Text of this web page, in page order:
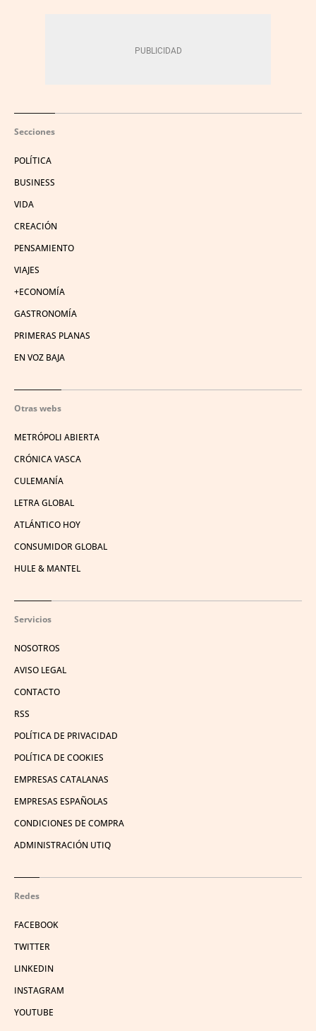
Secciones
POLÍTICA
BUSINESS
VIDA
CREACIÓN
PENSAMIENTO
VIAJES
+ECONOMÍA
GASTRONOMÍA
PRIMERAS PLANAS
EN VOZ BAJA
Otras webs
METRÓPOLI ABIERTA
CRÓNICA VASCA
CULEMANÍA
LETRA GLOBAL
ATLÁNTICO HOY
CONSUMIDOR GLOBAL
HULE & MANTEL
Servicios
NOSOTROS
AVISO LEGAL
CONTACTO
RSS
POLÍTICA DE PRIVACIDAD
POLÍTICA DE COOKIES
EMPRESAS CATALANAS
EMPRESAS ESPAÑOLAS
CONDICIONES DE COMPRA
ADMINISTRACIÓN UTIQ
Redes
FACEBOOK
TWITTER
LINKEDIN
INSTAGRAM
YOUTUBE